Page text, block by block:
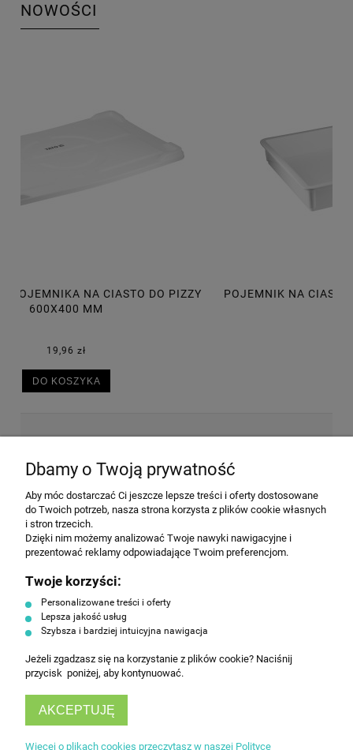
NOWOŚCI
POJEMNIK NA CIASTO DO PIZZY 600X400X75 MM, 14L
Wyrażam zgodę na przesyłanie informacji
handlowej na poniższy adres email. Więcej w
ZAPISZ SIĘ
Dbamy o Twoją prywatność
Aby móc dostarczać Ci jeszcze lepsze treści i oferty dostosowane
do Twoich potrzeb, nasza strona korzysta z plików cookie własnych
i stron trzecich.
Dzięki nim możemy analizować Twoje nawyki nawigacyjne i
prezentować reklamy odpowiadające Twoim preferencjom.
Twoje korzyści:
Personalizowane treści i oferty
Lepsza jakość usług
Szybsza i bardziej intuicyjna nawigacja
Jeżeli zgadzasz się na korzystanie z plików cookie? Naciśnij
przycisk poniżej, aby kontynuować.
AKCEPTUJĘ
Więcej o plikach cookies przeczytasz w naszej Polityce